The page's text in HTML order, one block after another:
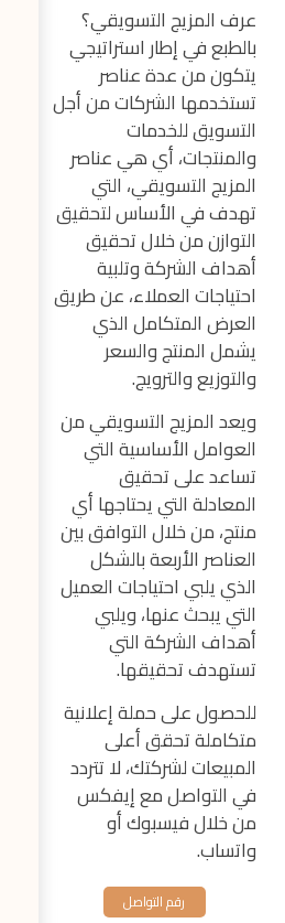
عرف المزيج التسويقي؟
بالطبع في إطار استراتيجي
يتكون من عدة عناصر
تستخدمها الشركات من أجل
التسويق للخدمات
والمنتجات، أي هي عناصر
المزيج التسويقي، التي
تهدف في الأساس لتحقيق
التوازن من خلال تحقيق
أهداف الشركة وتلبية
احتياجات العملاء، عن طريق
العرض المتكامل الذي
يشمل المنتج والسعر
والتوزيع والترويج.
ويعد المزيج التسويقي من
العوامل الأساسية التي
تساعد على تحقيق
المعادلة التي يحتاجها أي
منتج، من خلال التوافق بين
العناصر الأربعة بالشكل
الذي يلبي احتياجات العميل
التي يبحث عنها، ويلبي
أهداف الشركة التي
تستهدف تحقيقها.
للحصول على حملة إعلانية
متكاملة تحقق أعلى
المبيعات لشركتك، لا تتردد
في التواصل مع إيفكس
من خلال فيسبوك أو
واتساب.
رقم التواصل